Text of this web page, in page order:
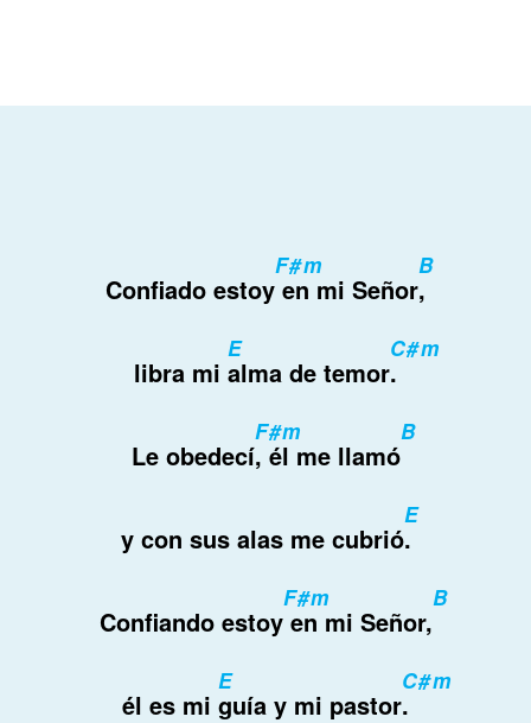
Confiado estoy
F#m
en mi Señor
B
,
libra mi
E
alma de temor
C#m
.
Le obedecí
F#m
, él me llamó
B
y con sus alas me cubrió
E
.
Confiando estoy
F#m
en mi Señor,
B
él es mi
E
guía y mi pastor
C#m
.